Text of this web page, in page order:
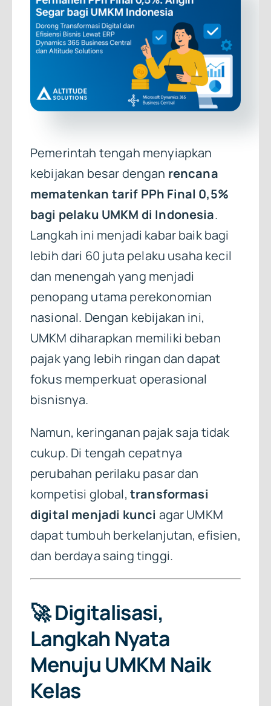
Pemerintah tengah menyiapkan
kebijakan besar dengan rencana
mematenkan tarif PPh Final 0,5%
bagi pelaku UMKM di Indonesia.
Langkah ini menjadi kabar baik bagi
lebih dari 60 juta pelaku usaha kecil
dan menengah yang menjadi
penopang utama perekonomian
nasional. Dengan kebijakan ini,
UMKM diharapkan memiliki beban
pajak yang lebih ringan dan dapat
fokus memperkuat operasional
bisnisnya.
Namun, keringanan pajak saja tidak
cukup. Di tengah cepatnya
perubahan perilaku pasar dan
kompetisi global, transformasi
digital menjadi kunci agar UMKM
dapat tumbuh berkelanjutan, efisien,
dan berdaya saing tinggi.
🚀Digitalisasi,
Langkah Nyata
Menuju UMKM Naik
Kelas